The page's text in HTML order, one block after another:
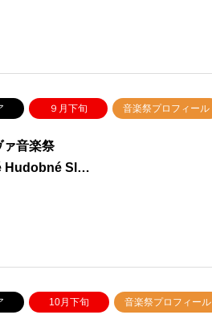
９月下旬 音楽祭プロフィール
ァ音楽祭
Hudobné Sl…
10月下旬 音楽祭プロフィール